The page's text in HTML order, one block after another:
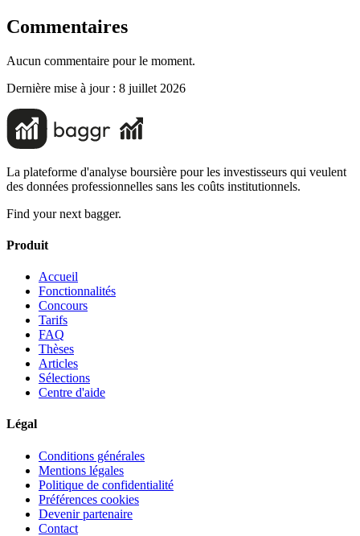
Commentaires
Aucun commentaire pour le moment.
Dernière mise à jour : 8 juillet 2026
La plateforme d'analyse boursière pour les investisseurs qui veulent
des données professionnelles sans les coûts institutionnels.
Find your next bagger.
Produit
Accueil
Fonctionnalités
Concours
Tarifs
FAQ
Thèses
Articles
Sélections
Centre d'aide
Légal
Conditions générales
Mentions légales
Politique de confidentialité
Préférences cookies
Devenir partenaire
Contact